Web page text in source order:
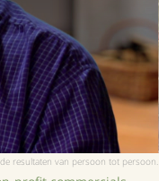
resultaten van persoon tot persoon.